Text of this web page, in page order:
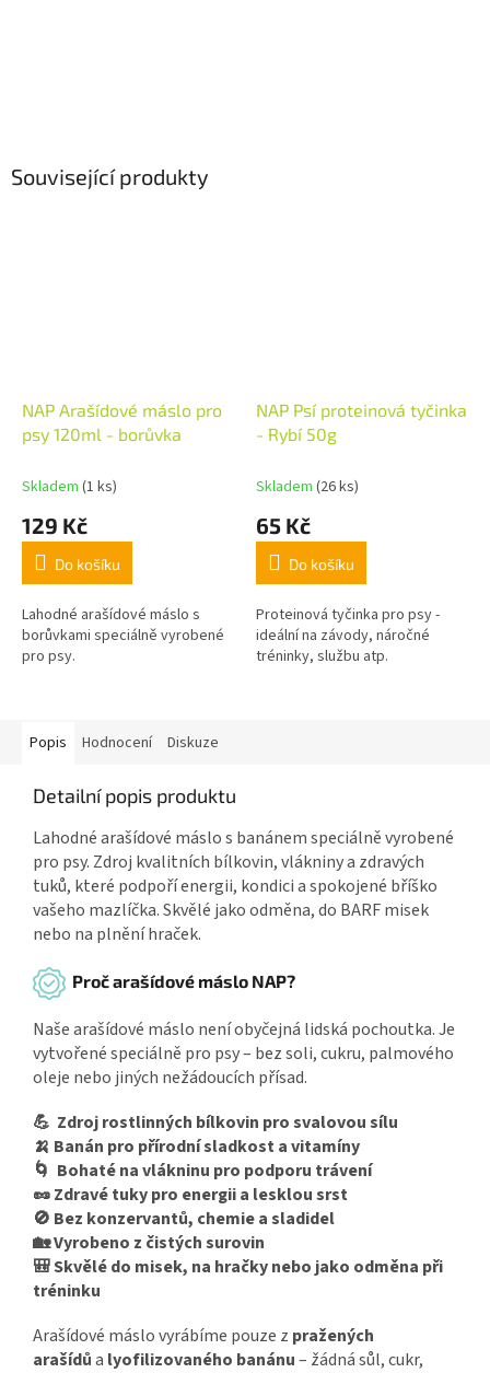
Související produkty
NAP Arašídové máslo pro
psy 120ml - borůvka
Skladem (1 ks)
129 Kč
Do košíku
Lahodné arašídové máslo s
borůvkami speciálně vyrobené
pro psy.
NAP Psí proteinová tyčinka
- Rybí 50g
Skladem (26 ks)
65 Kč
Do košíku
Proteinová tyčinka pro psy -
ideální na závody, náročné
tréninky, službu atp.
Popis Hodnocení Diskuze
Detailní popis produktu
Lahodné arašídové máslo s banánem speciálně vyrobené
pro psy. Zdroj kvalitních bílkovin, vlákniny a zdravých
tuků, které podpoří energii, kondici a spokojené bříško
vašeho mazlíčka. Skvělé jako odměna, do BARF misek
nebo na plnění hraček.
Proč arašídové máslo NAP?
Naše arašídové máslo není obyčejná lidská pochoutka. Je
vytvořené speciálně pro psy – bez soli, cukru, palmového
oleje nebo jiných nežádoucích přísad.
💪 Zdroj rostlinných bílkovin pro svalovou sílu
🍌 Banán pro přírodní sladkost a vitamíny
🌀 Bohaté na vlákninu pro podporu trávení
🥜 Zdravé tuky pro energii a lesklou srst
🚫 Bez konzervantů, chemie a sladidel
🏡 Vyrobeno z čistých surovin
🎒 Skvělé do misek, na hračky nebo jako odměna při
tréninku
Arašídové máslo vyrábíme pouze z pražených
arašídůa lyofilizovaného banánu– žádná sůl, cukr,